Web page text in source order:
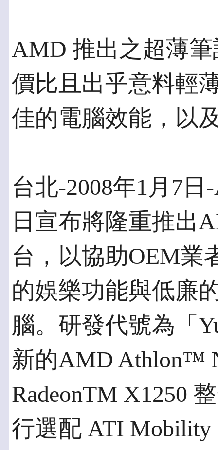
AMD 推出之超薄
價比且出乎意料輕
佳的電腦效能，以
台北-2008年1月7
日宣布將隆重推出
台，以協助OEM業
的娛樂功能與低廉
腦。研發代號為「
新的AMD Athlon™
RadeonTM X1250
行選配 ATI Mobility